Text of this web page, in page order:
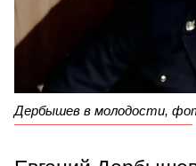
Дербышев в молодости,